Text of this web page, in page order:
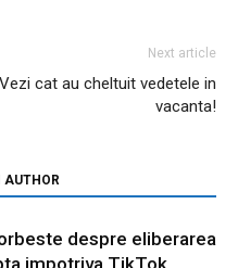
Next article
Vezi cat au cheltuit vedetele in
vacanta!
AUTHOR
despre eliberarea
impotriva TikTok